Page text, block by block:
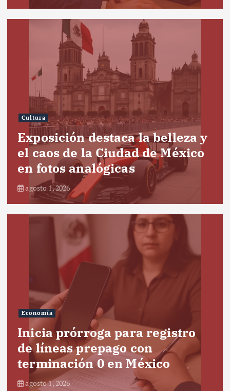
Cultura
Exposición destaca la belleza y
el caos de la Ciudad de México
en fotos analógicas
agosto 1, 2026
Economía
Inicia prórroga para registro
de líneas prepago con
terminación 0 en México
agosto 1, 2026